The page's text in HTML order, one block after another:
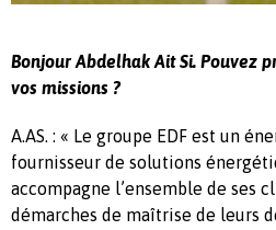
Bonjour Abdelhak Ait Si. Pouvez
vos missions ?
A.AS. : « Le groupe EDF est un
fournisseur de solutions
accompagne l’ensemble de ses
démarches de maîtrise de leurs